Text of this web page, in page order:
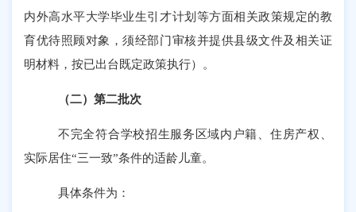
内外高水平大学毕业生引才计划等方面相关政策规定的教
育优待照顾对象，须经部门审核并提供县级文件及相关证
明材料，按已出台既定政策执行）。
（二）第二批次
不完全符合学校招生服务区域内户籍、住房产权、
实际居住“三一致”条件的适龄儿童。
具体条件为：